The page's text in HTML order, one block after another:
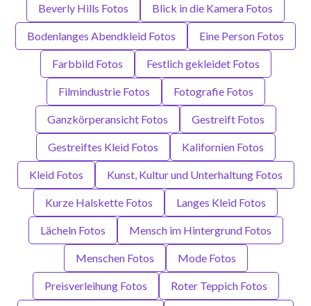
Beverly Hills Fotos Blick in die Kamera Fotos
Bodenlanges Abendkleid Fotos Eine Person Fotos
Farbbild Fotos Festlich gekleidet Fotos
Filmindustrie Fotos Fotografie Fotos
Ganzkörperansicht Fotos Gestreift Fotos
Gestreiftes Kleid Fotos Kalifornien Fotos
Kleid Fotos Kunst, Kultur und Unterhaltung Fotos
Kurze Halskette Fotos Langes Kleid Fotos
Lächeln Fotos Mensch im Hintergrund Fotos
Menschen Fotos Mode Fotos
Preisverleihung Fotos Roter Teppich Fotos